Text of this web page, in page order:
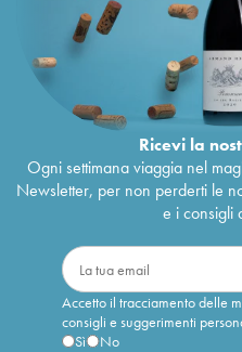
Ricevi la
Ogni settimana viaggia nel
Newsletter, per non perderti le
e i consigli
Accetto il tracciamento delle
consigli e suggerimenti
Sì
No